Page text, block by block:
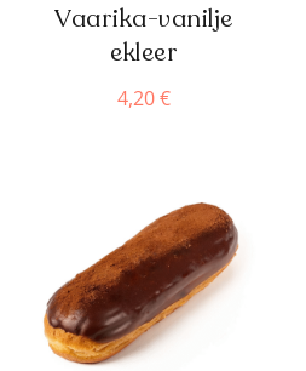
Vaarika-vanilje
ekleer
4,20€